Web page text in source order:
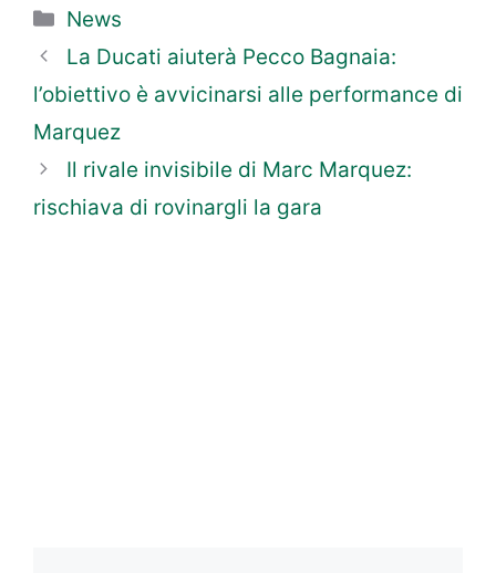
Categorie
News
La Ducati aiuterà Pecco Bagnaia:
l’obiettivo è avvicinarsi alle performance di
Marquez
Il rivale invisibile di Marc Marquez:
rischiava di rovinargli la gara